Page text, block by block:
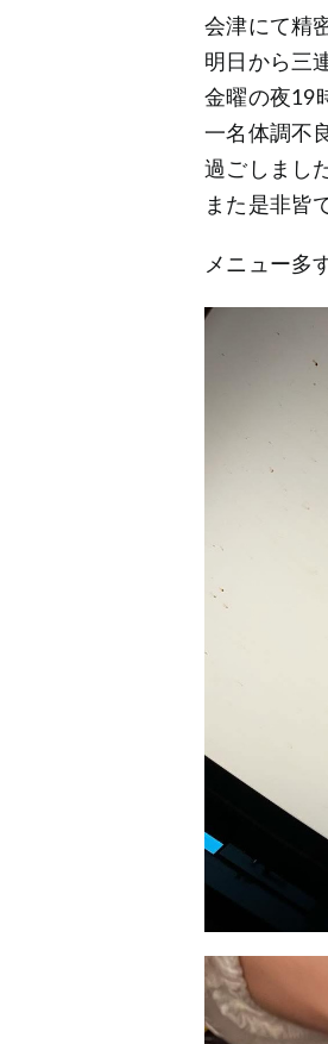
会津にて精
明日から三
金曜の夜19
一名体調不
過ごしまし
また是非皆
メニュー多